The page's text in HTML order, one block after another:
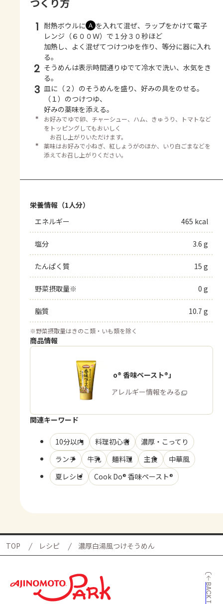
1 耐熱ボウルに Ａ を入れて混ぜ、ラップをかけて電子
レンジ（６００Ｗ）で１分３０秒ほど
加熱し、よく混ぜてつけつゆを作り、等分に器に入れ
る。
2 そうめんは表示時間通りゆでて冷水で洗い、水気をき
る。
3 皿に（２）のそうめんを盛り、好みの具をのせる。
（１）のつけつゆ、
好みの薬味を添える。
＊
お好みでゆで卵、チャーシュー、ハム、きゅうり、トマトなど
をトッピングしてもおいしく
お召し上がりいただけます。
＊
薬味はお好みで小ねぎ、紅しょうがのほか、いり白ごまなどを
添えてお召し上がりください。
栄養情報（1人分）
エネルギー
465 kcal
塩分 3.6 g
たんぱく質 15 g
野菜摂取量※ 0 g
脂質 10.7 g
※野菜摂取量はきのこ類・いも類を除く
商品情報
「Cook Do® 香味ペースト®」
商品・アレルギー情報をみる
関連キーワード
10分以内 料理初心者
濃厚・こってり
ランチ
牛乳 麺料理 主食
中華風
夏レシピ
Cook Do® 香味ペースト®
TOP レシピ 濃厚白湯風つけそうめん